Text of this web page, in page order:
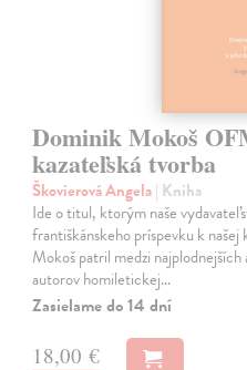
Dominik Mokoš
kazateľská tvorba
Škovierová Angela| Kniha
Ide o titul, ktorým naše
františkánskeho príspevku k
Mokoš patril medzi
autorov homiletickej…
Zasielame do 14 dní
18,00 €